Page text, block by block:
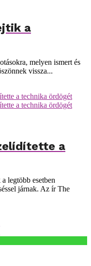
a
melyen ismert és
vissza...
a
legtöbb esetben
járnak. Az ír The